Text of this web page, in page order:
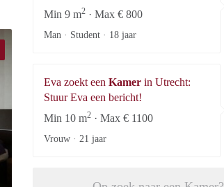
Min 9 m2 · Max € 800
Man · Student · 18 jaar
Eva zoekt een Kamer in Utrecht:
Stuur Eva een bericht!
Min 10 m2 · Max € 1100
Vrouw · 21 jaar